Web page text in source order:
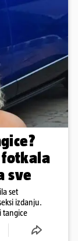
fotkala
sve
set
izdanju.
tangice